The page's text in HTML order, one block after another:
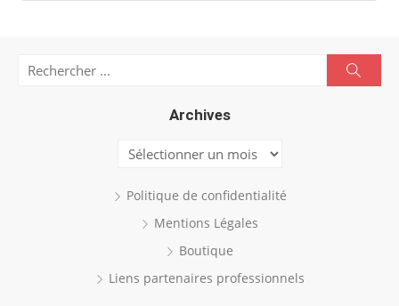
Archives
Archives
Politique de confidentialité
Mentions Légales
Boutique
Liens partenaires professionnels